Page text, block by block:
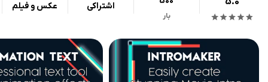
بار
اشتراکی عکس و فیلم